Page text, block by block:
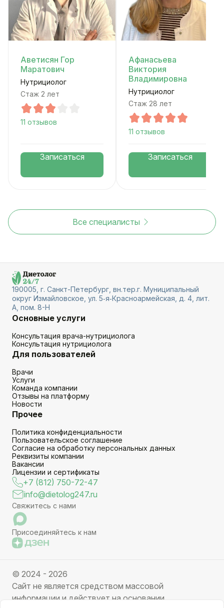
Аветисян Гор
Маратович
Нутрициолог
Стаж 2 лет
11 отзывов
Записаться
Афанасьева
Виктория
Владимировна
Нутрициолог
Стаж 28 лет
11 отзывов
Записаться
Все специалисты
190005, г. Санкт-Петербург, вн.тер.г. Муниципальный
округ Измайловское, ул. 5‑я‑Красноармейская, д. 4, лит.
А, пом. 8-Н
Основные услуги
Консультация врача-нутрициолога
Консультация нутрициолога
Для пользователей
Врачи
Услуги
Команда компании
Отзывы на платформу
Новости
Прочее
Политика конфиденциальности
Пользовательское соглашение
Согласие на обработку персональных данных
Реквизиты компании
Вакансии
Лицензии и сертификаты
+7 (812) 750-72-47
info@dietolog247.ru
Свяжитесь с нами
Присоединяйтесь к нам
© 2024 - 2026
Сайт не является средством массовой
информации и действует на основании